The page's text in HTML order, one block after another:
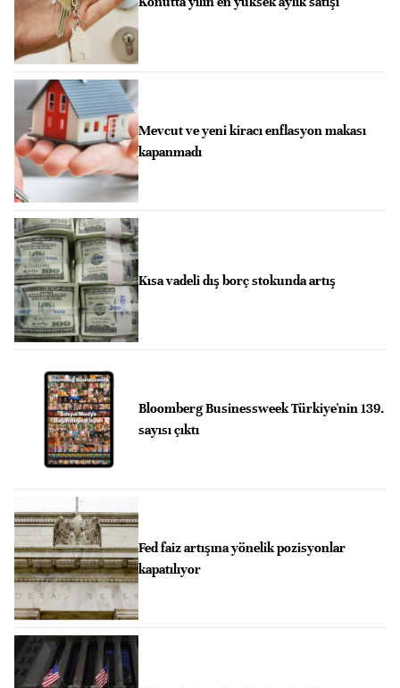
Mevcut ve yeni kiracı enflasyon makası
kapanmadı
Kısa vadeli dış borç stokunda artış
Bloomberg Businessweek Türkiye'nin 139.
sayısı çıktı
Fed faiz artışına yönelik pozisyonlar
kapatılıyor